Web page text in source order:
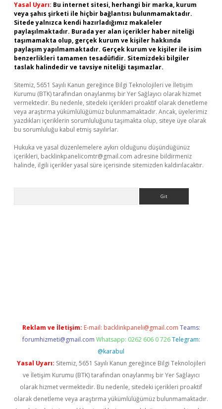
Yasal Uyarı: Bu internet sitesi, herhangi bir marka, kurum
veya şahıs şirketi ile hiçbir bağlantısı bulunmamaktadır.
Sitede yalnızca kendi hazırladığımız makaleler
paylaşılmaktadır. Burada yer alan içerikler haber niteliği
taşımamakta olup, gerçek kurum ve kişiler hakkında
paylaşım yapılmamaktadır. Gerçek kurum ve kişiler ile isim
benzerlikleri tamamen tesadüfidir. Sitemizdeki bilgiler
taslak halindedir ve tavsiye niteliği taşımazlar.
Sitemiz, 5651 Sayılı Kanun gereğince Bilgi Teknolojileri ve İletişim
Kurumu (BTK) tarafından onaylanmış bir Yer Sağlayıcı olarak hizmet
vermektedir. Bu nedenle, sitedeki içerikleri proaktif olarak denetleme
veya araştırma yükümlülüğümüz bulunmamaktadır. Ancak, üyelerimiz
yazdıkları içeriklerin sorumluluğunu taşımakta olup, siteye üye olarak
bu sorumluluğu kabul etmiş sayılırlar.
Hukuka ve yasal düzenlemelere aykırı olduğunu düşündüğünüz
içerikleri, backlinkpanelicomtr@gmail.com adresine bildirmeniz
halinde, ilgili içerikler yasal süre içerisinde sitemizden kaldırılacaktır.
Reklam ve İletişim: E-mail: backlinkpaneli@gmail.com Teams:
forumhizmeti@gmail.com Whatsapp: 0262 606 0 726 Telegram:
@karabul
Yasal Uyarı: Sitemiz, 5651 Sayılı Kanun gereğince Bilgi Teknolojileri
ve İletişim Kurumu (BTK) tarafından onaylanmış bir Yer Sağlayıcı
olarak hizmet vermektedir. Bu nedenle, sitedeki içerikleri proaktif
olarak denetleme veya araştırma yükümlülüğümüz bulunmamaktadır.